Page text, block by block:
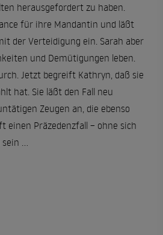
herausgefordert zu haben.
für ihre Mandantin und läßt
der Verteidigung ein. Sarah aber
und Demütigungen leben.
Jetzt begreift Kathryn, daß sie
hat. Sie läßt den Fall neu
Zeugen an, die ebenso
einen Präzedenzfall – ohne sich
…